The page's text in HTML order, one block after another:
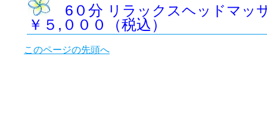
6０分 リラックスヘッドマッ
￥５,０００（税込）
このページの先頭へ